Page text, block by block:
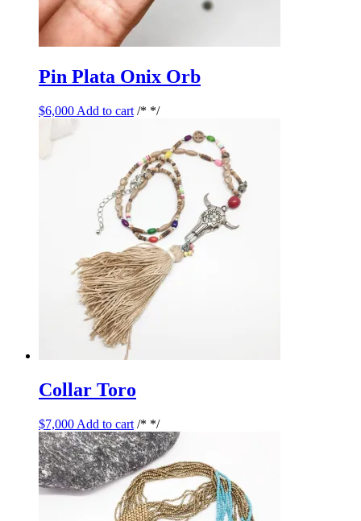
Pin Plata Onix Orb
$6,000 Add to cart /* */
Collar Toro
$7,000 Add to cart /* */